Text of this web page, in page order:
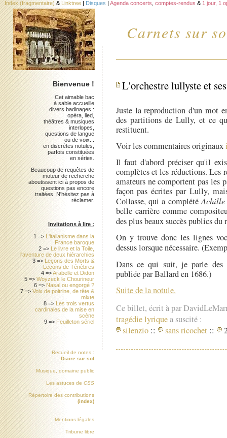
Carnets sur
Index (fragmentaire) & Linktree | Disques | Agenda concerts comptes-rendus & 1 jour, 1
L'orchestre lullyste et
Juste la reproduction d'un mot
des partitions de Lully, et ce
restituent.
Voir les commentaires originaux
Il faut d'abord préciser qu'il
complètes et les réductions. Les
amateurs ne comportent pas les
façon pas écrites par Lully,
Collasse, qui a complétéAchille
belle carrière comme
des plus beaux succès publics
On y trouve donc les lignes
dessus lorsque nécessaire.
Dans ce qui suit, je parle
publiée par Ballard en 1686.)
Suite de la notule.
Ce billet, écrit à par
tragédie lyriquea suscité :
silenzio :: sans ricochet ::
Bienvenue !
Cet aimable bac
à sable accueille
divers badinages :
opéra, lied,
théâtres & musiques
interlopes,
questions de langue
ou de voix...
en discrètes notules,
parfois constituées
en séries.
Beaucoup de requêtes de
moteur de recherche
aboutissent ici à propos de
questions pas encore
traitées. N'hésitez pas à
réclamer.
Invitations à lire :
1 => L'italianisme dans la
France baroque
2 => Le livre et la Toile,
l'aventure de deux hiérarchies
3 => Leçons des Morts &
Leçons de Ténèbres
4 =>Arabelle et Didon
5 =>Woyzeck le Chourineur
6 => Nasal ou engorgé ?
7 =>Voix de poitrine, de tête &
mixte
8 => Les trois vertus
cardinales de la mise en
scène
9 => Feuilleton sériel
Recueil de notes :
Diaire sur sol
Musique, domaine public
Les astuces de CSS
Répertoire des contributions
(index)
Mentions légales
Tribune libre